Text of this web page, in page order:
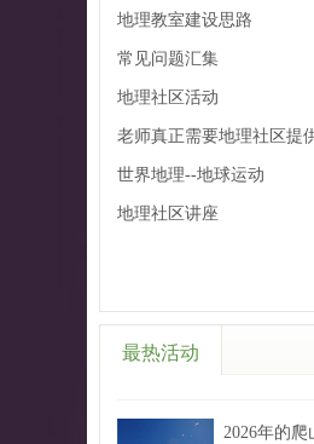
地理教室建设思路
常见问题汇集
地理社区活动
老师真正需要地理社区提
世界地理--地球运动
地理社区讲座
最热活动
2026年的爬